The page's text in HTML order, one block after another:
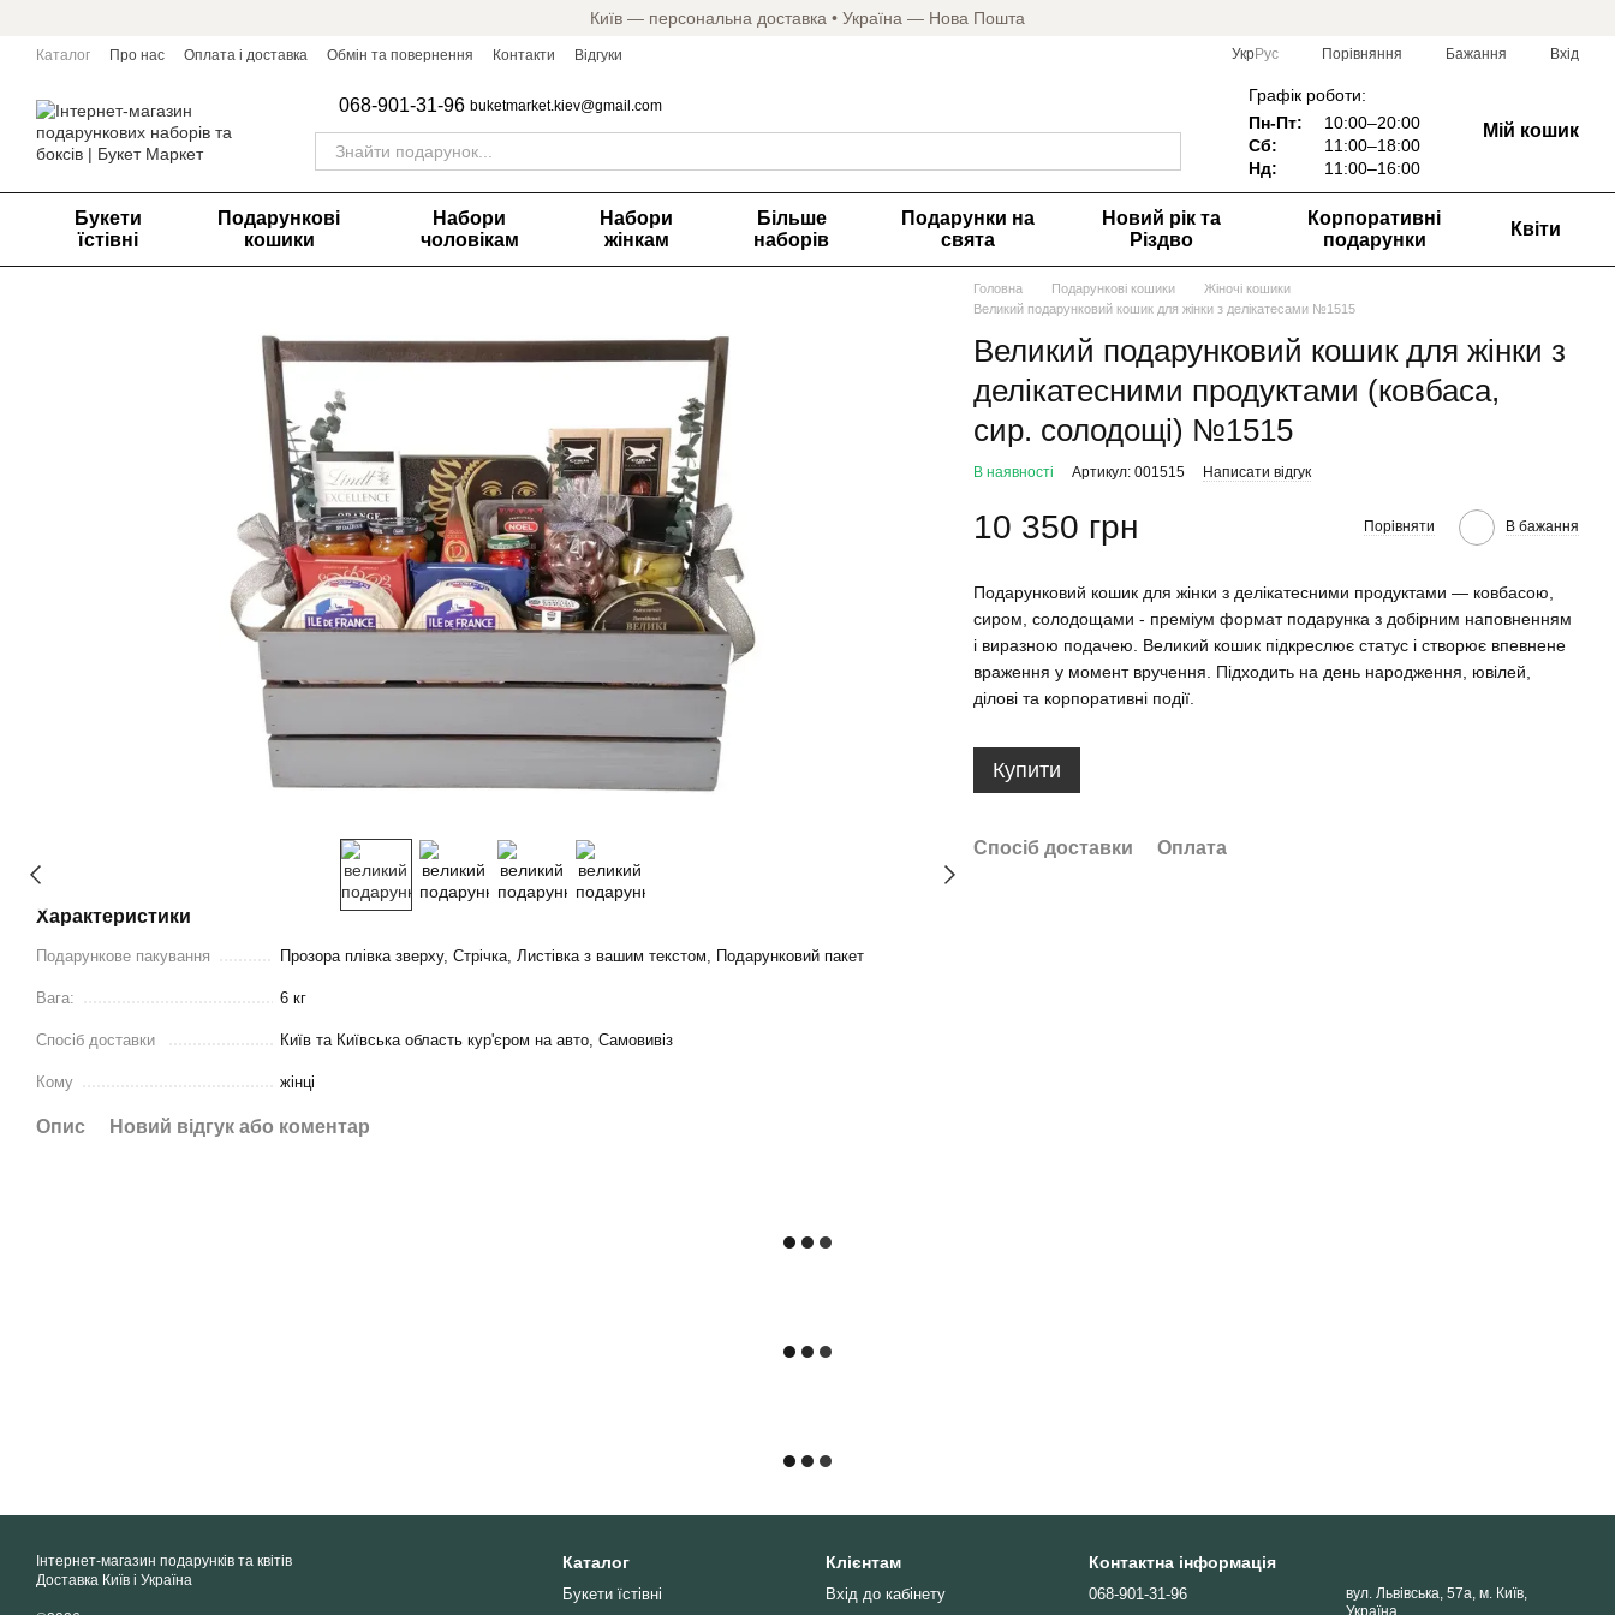
Київ — персональна доставка • Україна — Нова Пошта
Каталог Про нас Оплата і доставка Обмін та повернення Контакти Відгуки УкрРус Порівняння Бажання Вхід
068-901-31-96 buketmarket.kiev@gmail.com
Графік роботи:
Пн-Пт:
10:00–20:00
Сб:
11:00–18:00
Нд:
1 1:00–16:00
Мій кошик
Букети
їстівні
Подарункові
кошики
Набори
чоловікам
Набори
жінкам
Більше
наборів
Подарунки на
свята
Новий рік та
Різдво
Корпоративні
подарунки
Квіти
Характеристики
Подарункове пакування Прозора плівка зверху, Стрічка, Листівка з вашим текстом, Подарунковий пакет
Вага: 6 кг
Спосіб доставки Київ та Київська область кур'єром на авто, Самовивіз
Кому жінці
Головна Подарункові кошики
Жіночі кошики
Великий подарунковий кошик для жінки з делікатесами №1515
Великий подарунковий кошик для жінки з
делікатесними продуктами (ковбаса,
сир. солодощі) №1515
В наявності Артикул: 001515 Написати відгук
10 350 грн Порівняти В бажання
Подарунковий кошик для жінки з делікатесними продуктами — ковбасою,
сиром, солодощами - преміум формат подарунка з добірним наповненням
і виразною подачею. Великий кошик підкреслює статус і створює впевнене
враження у момент вручення. Підходить на день народження, ювілей,
ділові та корпоративні події.
Купити
Спосіб доставки Оплата
Опис Новий відгук або коментар
Інтернет-магазин подарунків та квітів
Доставка Київ і Україна
Каталог
Букети їстівні
Клієнтам
Вхід до кабінету
Контактна інформація
068-901-31-96
вул. Львівська, 57а, м. Київ,